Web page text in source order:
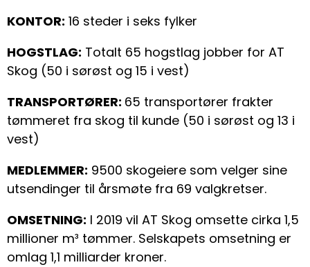
KONTOR: 16 steder i seks fylker
HOGSTLAG: Totalt 65 hogstlag jobber for AT
Skog (50 i sørøst og 15 i vest)
TRANSPORTØRER: 65 transportører frakter
tømmeret fra skog til kunde (50 i sørøst og 13 i
vest)
MEDLEMMER: 9500 skogeiere som velger sine
utsendinger til årsmøte fra 69 valgkretser.
OMSETNING: I 2019 vil AT Skog omsette cirka 1,5
millioner m³ tømmer. Selskapets omsetning er
omlag 1,1 milliarder kroner.